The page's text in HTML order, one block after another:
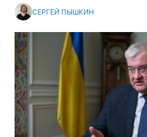
СЕРГЕЙ ПЫШКИН